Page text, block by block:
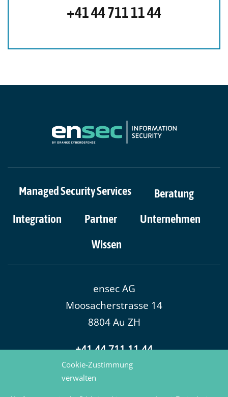
Cookie-Zustimmung
verwalten
+41 44 711 11 44
Managed Security Services
Beratung
Integration
Partner
Unternehmen
Wissen
​ensec AG
Moosacherstrasse 14
8804 Au ZH
+41 44 711 11 44
hello@ensec.ch